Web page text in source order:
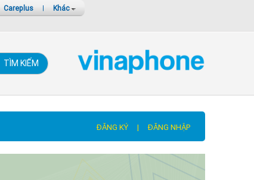
Careplus | Khác
TÌM KIẾM
ĐĂNG KÝ | ĐĂNG NHẬP